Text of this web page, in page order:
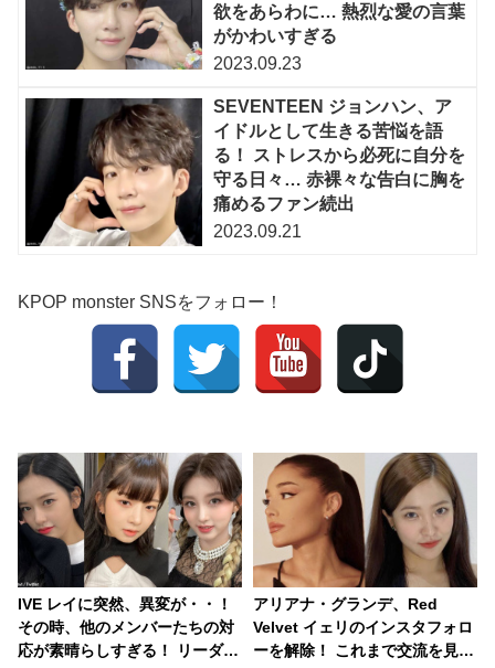
欲をあらわに… 熱烈な愛の言葉
がかわいすぎる
2023.09.23
SEVENTEEN ジョンハン、ア
イドルとして生きる苦悩を語
る！ ストレスから必死に自分を
守る日々… 赤裸々な告白に胸を
痛めるファン続出
2023.09.21
KPOP monster SNSをフォロー！
IVE レイに突然、異変が・・！
その時、他のメンバーたちの対
応が素晴らしすぎる！ リーダー
アリアナ・グランデ、Red
Velvet イェリのインスタフォロ
ーを解除！ これまで交流を見せ